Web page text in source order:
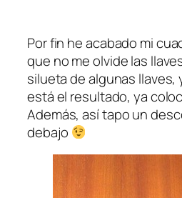
Por fin he acabado mi
que no me olvide las
silueta de algunas llaves,
está el resultado, ya
Además, así tapo un
debajo